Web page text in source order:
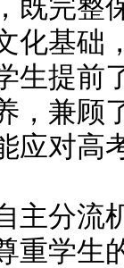
既完整
化基础
生提前
，兼顾
应对高
分流机
重学生